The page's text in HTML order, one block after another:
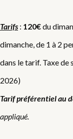
Tarifs : 120€du
dimanche, de 1 à 2
dans le tarif. Taxe
2026)
Tarif préférentiel au
appliqué.